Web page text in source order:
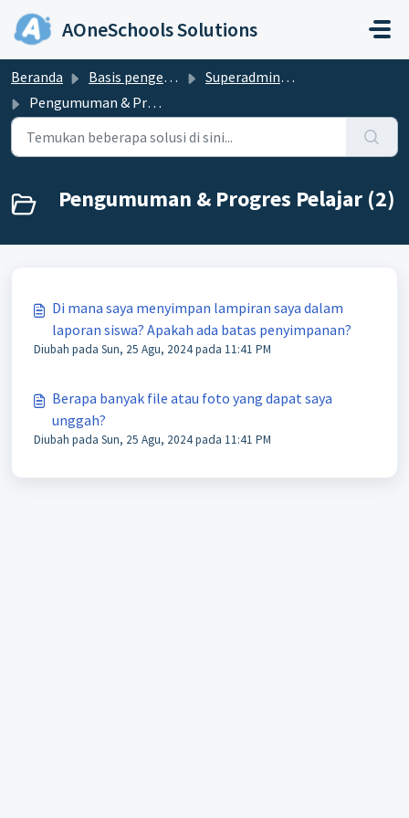
Lewatkan ke konten utama
AOneSchools Solutions
Beranda Basis pengetahuan
Superadmin & Admin
Pengumuman & Progres Pelajar
Pengumuman & Progres Pelajar (2)
Di mana saya menyimpan lampiran saya dalam
laporan siswa? Apakah ada batas penyimpanan?
Diubah pada Sun, 25 Agu, 2024 pada 11:41 PM
Berapa banyak file atau foto yang dapat saya
unggah?
Diubah pada Sun, 25 Agu, 2024 pada 11:41 PM